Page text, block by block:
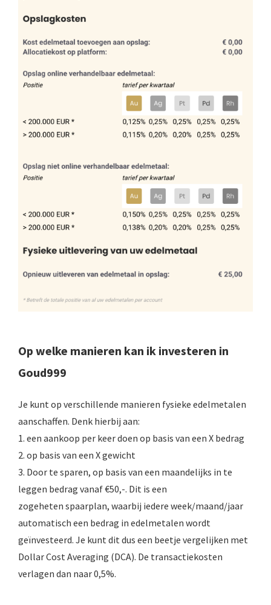
Op welke manieren kan ik investeren in
Goud999
Je kunt op verschillende manieren fysieke edelmetalen
aanschaffen. Denk hierbij aan:
1. een aankoop per keer doen op basis van een X bedrag
2. op basis van een X gewicht
3. Door te sparen, op basis van een maandelijks in te
leggen bedrag vanaf €50,-. Dit is een
zogeheten spaarplan, waarbij iedere week/maand/jaar
automatisch een bedrag in edelmetalen wordt
geïnvesteerd. Je kunt dit dus een beetje vergelijken met
Dollar Cost Averaging (DCA). De transactiekosten
verlagen dan naar 0,5%.